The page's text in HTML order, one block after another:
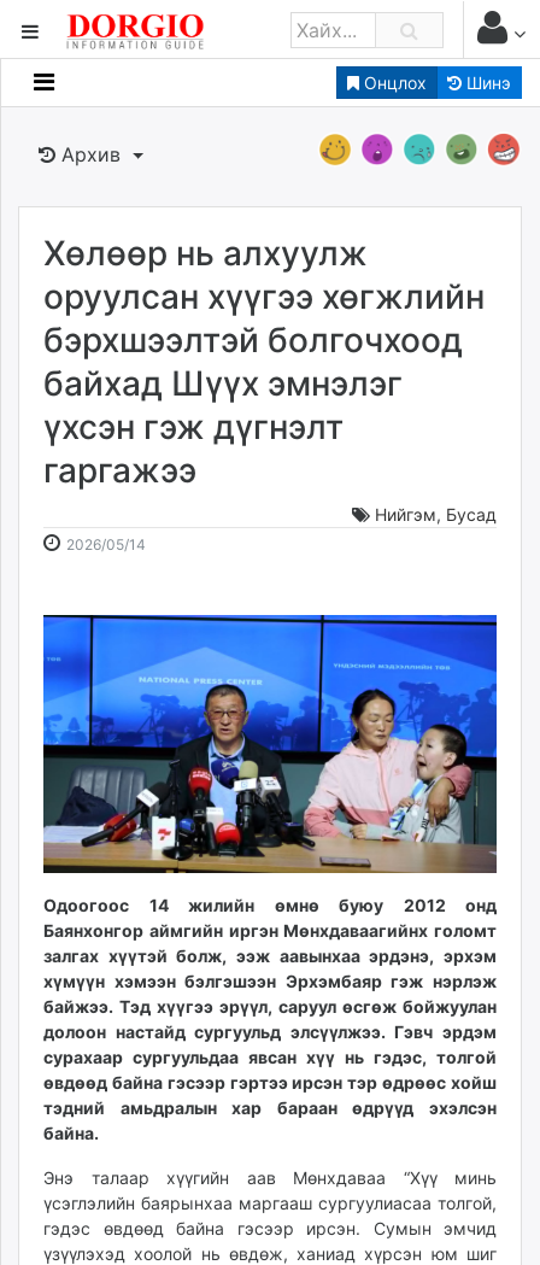
Онцлох Шинэ
Мэдээллийн
Банк санхүү
Бизнес ААН
Төрийн
Нийслэлийн
dorgio.mn
Gogo.mn
news.mn
zindaa.mn
tovch.mn
Livetv.mn
Eguur.mn
24tsag.mn
shuud.mn
eagle.mn
ergelt.mn
zarig.mn
today.mn
zuv.mn
ugluu.mn
urlag.mn
unen.mn
asu.mn
shudarga.mn
shuurhai.mn
unuudur.mn
isee.mn
itoim.mn
tumen.mn
Архив
Хөлөөр нь алхуулж
оруулсан хүүгээ хөгжлийн
бэрхшээлтэй болгочхоод
байхад Шүүх эмнэлэг
үхсэн гэж дүгнэлт
гаргажээ
Нийгэм, Бусад
2026/05/14
10:49:56
02:53:42
Одоогоос 14 жилийн өмнө буюу 2012 онд
Баянхонгор аймгийн иргэн Мөнхдаваагийнх голомт
залгах хүүтэй болж, ээж аавынхаа эрдэнэ, эрхэм
хүмүүн хэмээн бэлгэшээн Эрхэмбаяр гэж нэрлэж
байжээ. Тэд хүүгээ эрүүл, саруул өсгөж бойжуулан
долоон настайд сургуульд элсүүлжээ. Гэвч эрдэм
сурахаар сургуульдаа явсан хүү нь гэдэс, толгой
өвдөөд байна гэсээр гэртээ ирсэн тэр өдрөөс хойш
тэдний амьдралын хар бараан өдрүүд эхэлсэн
байна.
Энэ талаар хүүгийн аав Мөнхдаваа “Хүү минь
үсэглэлийн баярынхаа маргааш сургуулиасаа толгой,
гэдэс өвдөөд байна гэсээр ирсэн. Сумын эмчид
үзүүлэхэд хоолой нь өвдөж, ханиад хүрсэн юм шиг